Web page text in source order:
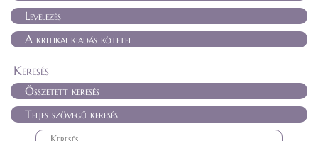
Levelezés
A kritikai kiadás kötetei
Keresés
Összetett keresés
Teljes szövegű keresés